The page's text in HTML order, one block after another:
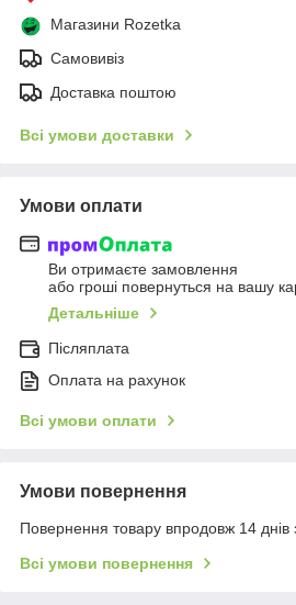
Магазини Rozetka
Самовивіз
Доставка поштою
Всі умови доставки
Умови оплати
Ви отримаєте замовлення
або гроші повернуться на вашу
Детальніше
Післяплата
Оплата на рахунок
Всі умови оплати
Умови повернення
Повернення товару впродовж 14 днів
Всі умови повернення